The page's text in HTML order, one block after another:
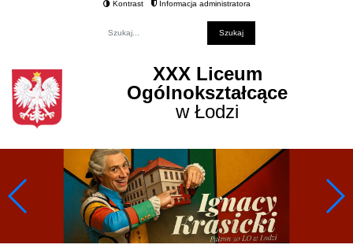
Kontrast Informacja administratora
XXX Liceum
Ogólnokształcące
w Łodzi